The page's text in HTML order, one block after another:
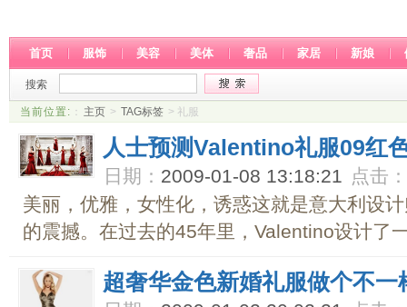
首页 服饰 美容 美体 奢品 家居 新娘
搜索
当前位置: ： 主页 > TAG标签 > 礼服
人士预测Valentino礼服09红
日期： 2009-01-08 13:18:21 点击：
美丽，优雅，女性化，诱惑这就是意大利设
的震撼。在过去的45年里，Valentino设计了
超奢华金色新婚礼服做个不一